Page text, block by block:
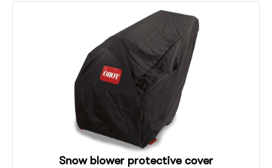
Snow blower protective cover